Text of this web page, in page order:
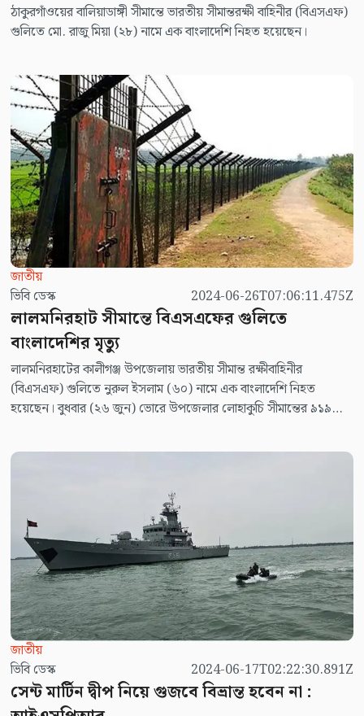
ঠাকুরগাঁওয়ের বালিয়াডাঙ্গী সীমান্তে ভারতীয় সীমান্তরক্ষী বাহিনীর (বিএসএফ)
গুলিতে মো. রাজু মিয়া (২৮) নামে এক বাংলাদেশি নিহত হয়েছেন।
জাতীয়
ভিবি ডেস্ক
2024-06-26T07:06:11.475Z
লালমনিরহাট সীমান্তে বিএসএফের গুলিতে
বাংলাদেশির মৃত্যু
লালমনিরহাটের কালীগঞ্জ উপজেলায় ভারতীয় সীমান্ত রক্ষীবাহিনীর
(বিএসএফ) গুলিতে নুরুল ইসলাম (৬০) নামে এক বাংলাদেশি নিহত
হয়েছেন। বুধবার (২৬ জুন) ভোরে উপজেলার লোহাকুচি সীমান্তের ৯১৯
জাতীয়
ভিবি ডেস্ক
2024-06-17T02:22:30.891Z
সেন্ট মার্টিন দ্বীপ নিয়ে গুজবে বিভ্রান্ত হবেন না :